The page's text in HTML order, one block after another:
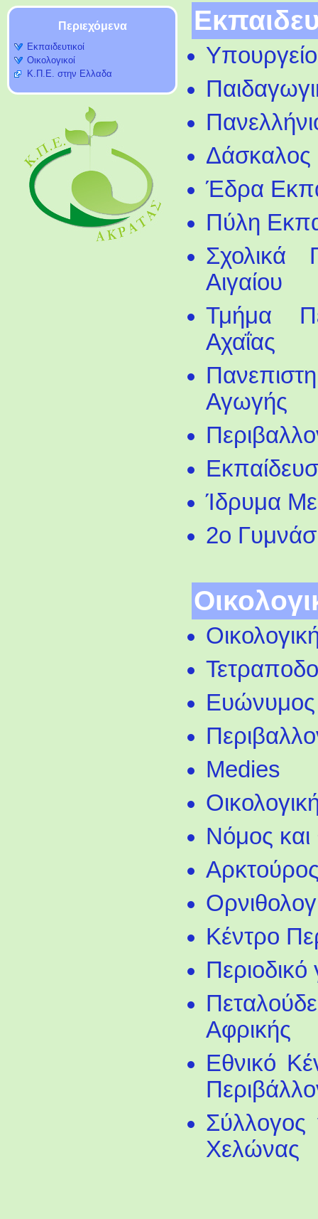
Περιεχόμενα
Εκπαιδευτικοί
Οικολογικοί
Κ.Π.Ε. στην Ελλαδα
Δάσκαλος
Έδρα
Πύλη
Σχολικά
Αιγαίου
Τμήμα
Αχαΐας
Αγωγής
Ίδρυμα
2ο
Ευώνυμος
Medies
Νόμος
Κέντρο
Αφρικής
Εθνικό
Σύλλογος
Χελώνας